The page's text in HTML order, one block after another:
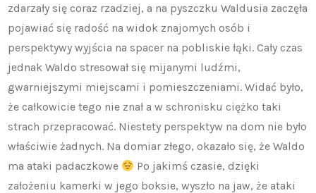
zdarzały się coraz rzadziej, a na pyszczku Waldusia zaczęła
pojawiać się radość na widok znajomych osób i
perspektywy wyjścia na spacer na pobliskie łąki. Cały czas
jednak Waldo stresował się mijanymi ludźmi,
gwarniejszymi miejscami i pomieszczeniami. Widać było,
że całkowicie tego nie znał a w schronisku ciężko taki
strach przepracować. Niestety perspektyw na dom nie było
właściwie żadnych. Na domiar złego, okazało się, że Waldo
ma ataki padaczkowe
Po jakimś czasie, dzięki
założeniu kamerki w jego boksie, wyszło na jaw, że ataki